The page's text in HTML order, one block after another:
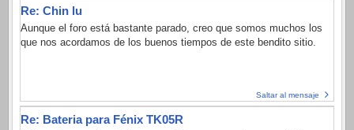
Re: Chin lu
Aunque el foro está bastante parado, creo que somos muchos los
que nos acordamos de los buenos tiempos de este bendito sitio.
Saltar al mensaje
Re: Bateria para Fénix TK05R